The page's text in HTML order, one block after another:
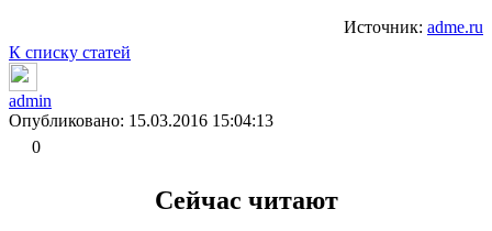
Источник: adme.ru
К списку статей
admin
Опубликовано: 15.03.2016 15:04:13
0
Сейчас читают